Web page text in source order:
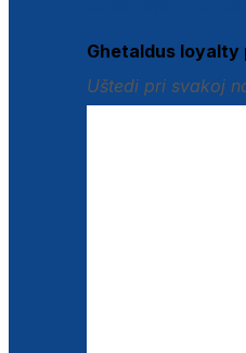
Ghetaldus loyalty
Uštedi pri svakoj